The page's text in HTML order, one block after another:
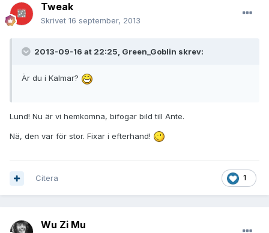
Tweak
Skrivet 16 september, 2013
2013-09-16 at 22:25, Green_Goblin skrev:
Är du i Kalmar?
Lund! Nu är vi hemkomna, bifogar bild till Ante.
Nä, den var för stor. Fixar i efterhand!
1
Citera
Wu Zi Mu